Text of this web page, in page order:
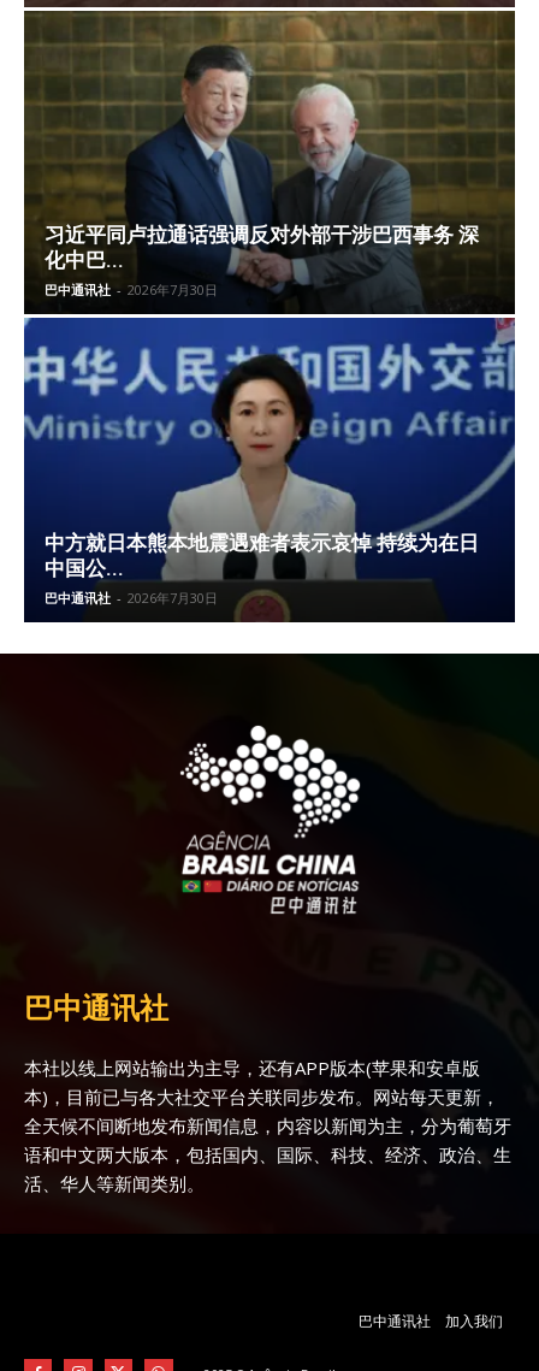
习近平同卢拉通话强调反对外部干涉巴西事务 深
化中巴...
巴中通讯社 - 2026年7月30日
中方就日本熊本地震遇难者表示哀悼 持续为在日
中国公...
巴中通讯社 - 2026年7月30日
巴中通讯社
本社以线上网站输出为主导，还有APP版本(苹果和安卓版
本)，目前已与各大社交平台关联同步发布。网站每天更新，
全天候不间断地发布新闻信息，内容以新闻为主，分为葡萄牙
语和中文两大版本，包括国内、国际、科技、经济、政治、生
活、华人等新闻类别。
巴中通讯社 加入我们